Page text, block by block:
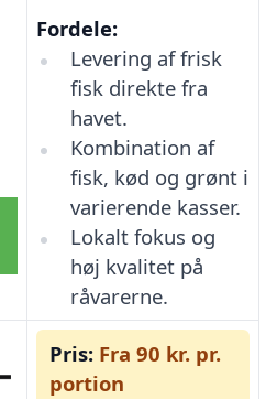
Fordele:
Levering af frisk
fisk direkte fra
havet.
Kombination af
fisk, kød og grønt i
varierende kasser.
Lokalt fokus og
høj kvalitet på
råvarerne.
Pris: Fra 90 kr. pr.
portion